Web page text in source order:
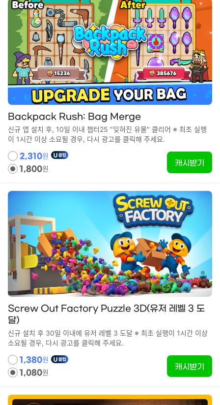
Backpack Rush: Bag Merge
신규 앱 설치 후, 10일 이내 챕터25 "잊혀진 유물" 클리어 ※ 최초 실행
이 1시간 이상 소요될 경우, 다시 광고를 클릭해 주세요.
2,310원
1,800원
캐시받기
Screw Out Factory Puzzle 3D(유저 레벨 3 도
달)
신규 설치 후 30일 이내에 유저 레벨 3 도달 ※ 최초 실행이 1시간 이상
소요될 경우, 다시 광고를 클릭해 주세요.
1,380원
1,080원
캐시받기